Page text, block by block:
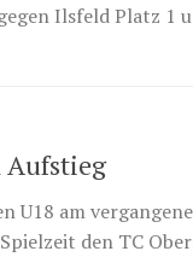
Ilsfeld Platz
Aufstieg
U18 am
den TC